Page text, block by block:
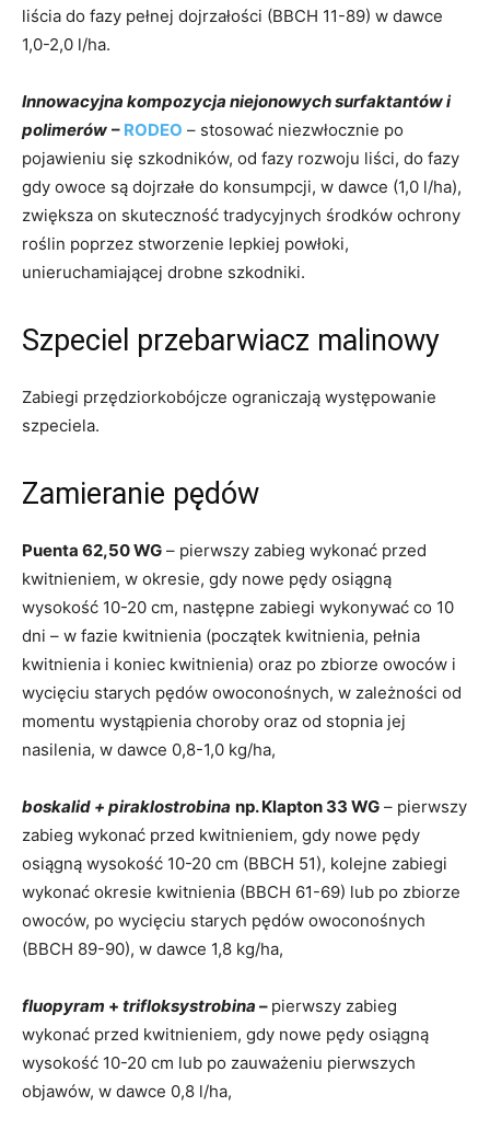
liścia do fazy pełnej dojrzałości (BBCH 11-89) w dawce
1,0-2,0 l/ha.
Innowacyjna kompozycja niejonowych surfaktantów i
polimerów – RODEO – stosować niezwłocznie po
pojawieniu się szkodników, od fazy rozwoju liści, do fazy
gdy owoce są dojrzałe do konsumpcji, w dawce (1,0 l/ha),
zwiększa on skuteczność tradycyjnych środków ochrony
roślin poprzez stworzenie lepkiej powłoki,
unieruchamiającej drobne szkodniki.
Szpeciel przebarwiacz malinowy
Zabiegi przędziorkobójcze ograniczają występowanie
szpeciela.
Zamieranie pędów
Puenta 62,50 WG – pierwszy zabieg wykonać przed
kwitnieniem, w okresie, gdy nowe pędy osiągną
wysokość 10-20 cm, następne zabiegi wykonywać co 10
dni – w fazie kwitnienia (początek kwitnienia, pełnia
kwitnienia i koniec kwitnienia) oraz po zbiorze owoców i
wycięciu starych pędów owoconośnych, w zależności od
momentu wystąpienia choroby oraz od stopnia jej
nasilenia, w dawce 0,8-1,0 kg/ha,
boskalid + piraklostrobina np. Klapton 33 WG – pierwszy
zabieg wykonać przed kwitnieniem, gdy nowe pędy
osiągną wysokość 10-20 cm (BBCH 51), kolejne zabiegi
wykonać okresie kwitnienia (BBCH 61-69) lub po zbiorze
owoców, po wycięciu starych pędów owoconośnych
(BBCH 89-90), w dawce 1,8 kg/ha,
fluopyram + trifloksystrobina – pierwszy zabieg
wykonać przed kwitnieniem, gdy nowe pędy osiągną
wysokość 10-20 cm lub po zauważeniu pierwszych
objawów, w dawce 0,8 l/ha,